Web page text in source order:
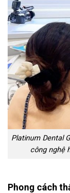
Platinum Dental
công nghệ
Phong cách